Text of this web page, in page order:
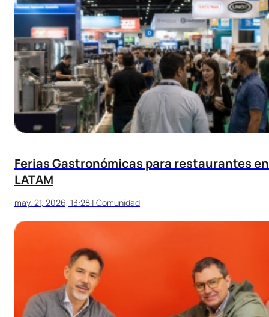
Ferias Gastronómicas para restaurantes en
LATAM
may. 21, 2026, 13:28 | Comunidad